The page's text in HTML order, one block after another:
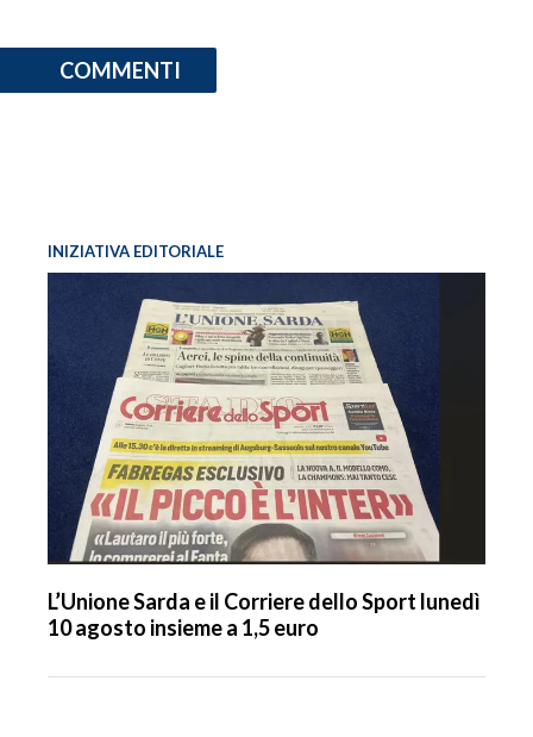
COMMENTI
INIZIATIVA EDITORIALE
L’Unione Sarda e il Corriere dello Sport lunedì
10 agosto insieme a 1,5 euro